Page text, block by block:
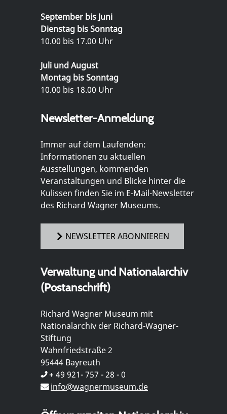
September bis Juni
Dienstag bis Sonntag
10.00 bis 17.00 Uhr
Juli und August
Montag bis Sonntag
10.00 bis 18.00 Uhr
Newsletter-Anmeldung
Immer auf dem Laufenden:
Informationen zu aktuellen
Ausstellungen, kommenden
Veranstaltungen und Blicke hinter die
Kulissen finden Sie im E-Mail-Newsletter
des Richard Wagner Museums.
NEWSLETTER ABONNIEREN
Verwaltung und Nationalarchiv
(Postanschrift)
Richard Wagner Museum mit
Nationalarchiv der Richard-Wagner-
Stiftung
Wahnfriedstraße 2
95444 Bayreuth
+ 49 921- 757 - 28 - 0
info@wagnermuseum.de